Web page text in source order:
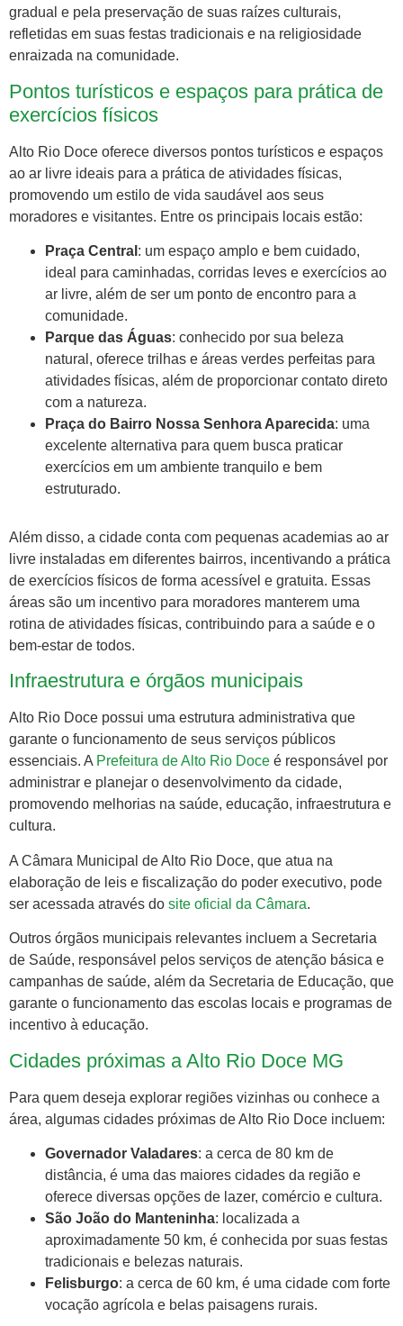
gradual e pela preservação de suas raízes culturais,
refletidas em suas festas tradicionais e na religiosidade
enraizada na comunidade.
Pontos turísticos e espaços para prática de
exercícios físicos
Alto Rio Doce oferece diversos pontos turísticos e espaços
ao ar livre ideais para a prática de atividades físicas,
promovendo um estilo de vida saudável aos seus
moradores e visitantes. Entre os principais locais estão:
Praça Central : um espaço amplo e bem cuidado,
ideal para caminhadas, corridas leves e exercícios ao
ar livre, além de ser um ponto de encontro para a
comunidade.
Parque das Águas: conhecido por sua beleza
natural, oferece trilhas e áreas verdes perfeitas para
atividades físicas, além de proporcionar contato direto
com a natureza.
Praça do Bairro Nossa Senhora Aparecida: uma
excelente alternativa para quem busca praticar
exercícios em um ambiente tranquilo e bem
estruturado.
Além disso, a cidade conta com pequenas academias ao ar
livre instaladas em diferentes bairros, incentivando a prática
de exercícios físicos de forma acessível e gratuita. Essas
áreas são um incentivo para moradores manterem uma
rotina de atividades físicas, contribuindo para a saúde e o
bem-estar de todos.
Infraestrutura e órgãos municipais
Alto Rio Doce possui uma estrutura administrativa que
garante o funcionamento de seus serviços públicos
essenciais. A Prefeitura de Alto Rio Doce é responsável por
administrar e planejar o desenvolvimento da cidade,
promovendo melhorias na saúde, educação, infraestrutura e
cultura.
A Câmara Municipal de Alto Rio Doce, que atua na
elaboração de leis e fiscalização do poder executivo, pode
ser acessada através do site oficial da Câmara.
Outros órgãos municipais relevantes incluem a Secretaria
de Saúde, responsável pelos serviços de atenção básica e
campanhas de saúde, além da Secretaria de Educação, que
garante o funcionamento das escolas locais e programas de
incentivo à educação.
Cidades próximas a Alto Rio Doce MG
Para quem deseja explorar regiões vizinhas ou conhece a
área, algumas cidades próximas de Alto Rio Doce incluem:
Governador Valadares: a cerca de 80 km de
distância, é uma das maiores cidades da região e
oferece diversas opções de lazer, comércio e cultura.
São João do Manteninha: localizada a
aproximadamente 50 km, é conhecida por suas festas
tradicionais e belezas naturais.
Felisburgo: a cerca de 60 km, é uma cidade com forte
vocação agrícola e belas paisagens rurais.